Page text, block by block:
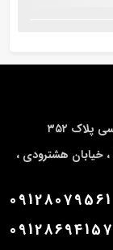
۳۵۲
خیابان هشترودی ،
09128079561
09128694157